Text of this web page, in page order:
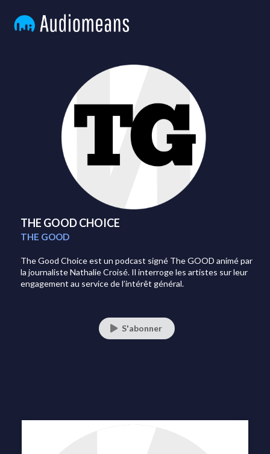
THE GOOD CHOICE
THE GOOD
The Good Choice est un podcast signé The GOOD animé par
la journaliste Nathalie Croisé. Il interroge les artistes sur leur
engagement au service de l’intérêt général.
S'abonner